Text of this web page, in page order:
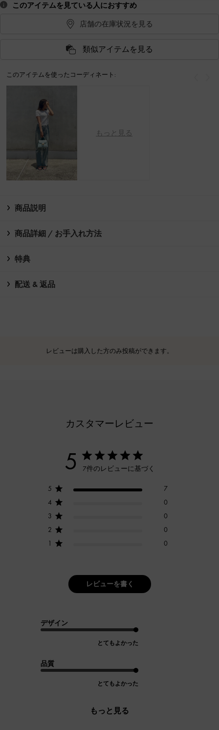
このアイテムを見ている人におすすめ
店舗の在庫状況を見る
類似アイテムを見る
このアイテムを使ったコーディネート:
もっと見る
商品説明
商品詳細 / お手入れ方法
特典
配送 & 返品
レビューは購入した方のみ投稿ができます。
カスタマーレビュー
5 7件のレビューに基づく
5
7
4
0
3
0
2
0
1
0
レビューを書く
デザイン
とてもよかった
品質
とてもよかった
もっと見る